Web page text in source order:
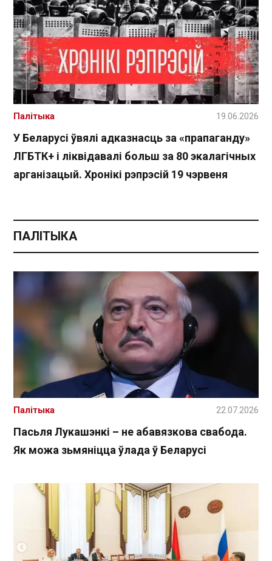
У Беларусі ўвялі адказнасць за «прапаганду»
ЛГБТК+ і ліквідавалі больш за 80 экалагічных
арганізацый. Хронікі рэпрэсій 19 чэрвеня
Палітыка 19.06.2026
ПАЛІТЫКА
Пасьля Лукашэнкі – не абавязкова свабода.
Як можа зьмяніцца ўлада ў Беларусі
Палітыка 22.07.2026